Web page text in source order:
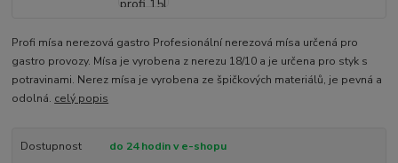
Profi mísa nerezová gastro Profesionální nerezová mísa určená pro
gastro provozy. Mísa je vyrobena z nerezu 18/10 a je určena pro styk s
potravinami. Nerez mísa je vyrobena ze špičkových materiálů, je pevná a
odolná. celý popis
Dostupnost
do 24 hodin v e-shopu